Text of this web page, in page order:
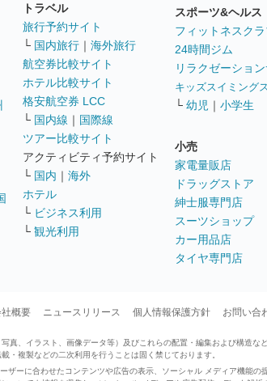
トラベル
旅行予約サイト
└ 国内旅行 ｜ 海外旅行
航空券比較サイト
ホテル比較サイト
格安航空券 LCC
└ 国内線 ｜ 国際線
ツアー比較サイト
アクティビティ予約サイト
└ 国内 ｜ 海外
ホテル
└ ビジネス利用
└ 観光利用
スポーツ&ヘルス
フィットネスク
24時間ジム
リラクゼーショ
キッズスイミング
└ 幼児 ｜ 小学生
小売
家電量販店
ドラッグストア
紳士服専門店
スーツショップ
カー用品店
タイヤ専門店
概要 ニュースリリース 個人情報保護方針 お問い合
真、イラスト、画像データ等）及びこれらの配置・編集および構造な
・複製などの二次利用を行うことは固く禁じております。
ザーに合わせたコンテンツや広告の表示、ソーシャル メディア機能の